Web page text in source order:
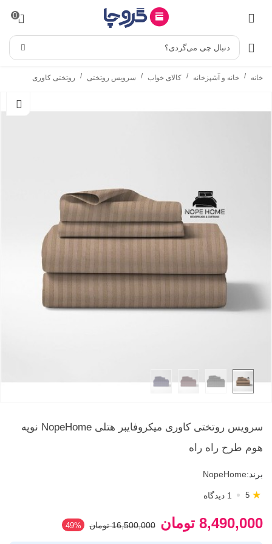
0
دنبال چی می‌گردی؟
خانه / خانه و آشپزخانه / کالای خواب / سرویس روتختی / روتختی کاوری
سرویس روتختی کاوری میکروفایبر هتلی NopeHome نوپه
هوم طرح راه راه
برند:NopeHome
5 ★ 1 دیدگاه
8,490,000 تومان 16,500,000 تومان 49%